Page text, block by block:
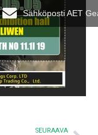
SEURAAVA
Sähköposti AET